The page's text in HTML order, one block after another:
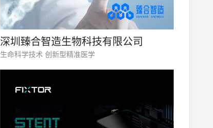
深圳臻合智造生物科技有限公司
生命科学技术 创新型精准医学